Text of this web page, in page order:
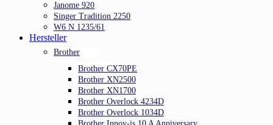
Janome 920
Singer Tradition 2250
W6 N 1235/61
Hersteller
Brother
Brother CX70PE
Brother XN2500
Brother XN1700
Brother Overlock 4234D
Brother Overlock 1034D